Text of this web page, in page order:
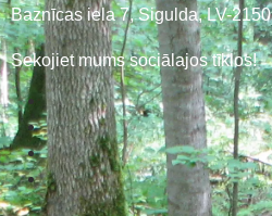
Baznīcas iela 7, Sigulda, LV-2150
Sekojiet mums sociālajos tīklos!